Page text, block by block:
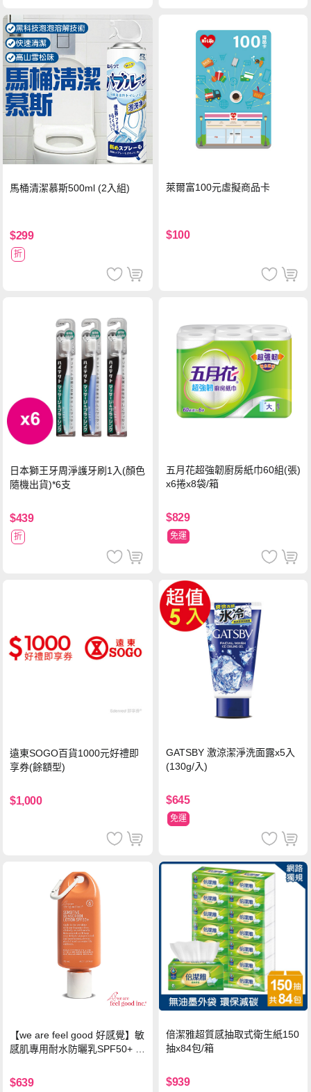
馬桶清潔慕斯500ml (2入組)
$299
折
萊爾富100元虛擬商品卡
$100
日本獅王牙周淨護牙刷1入(顏色
隨機出貨)*6支
$439
折
五月花超強韌廚房紙巾60組(張)
x6捲x8袋/箱
$829
免運
遠東SOGO百貨1000元好禮即
享券(餘額型)
$1,000
GATSBY 激涼潔淨洗面露x5入
(130g/入)
$645
免運
【we are feel good 好感覺】敏
感肌專用耐水防曬乳SPF50+ 7
$639
倍潔雅超質感抽取式衛生紙150
抽x84包/箱
$939